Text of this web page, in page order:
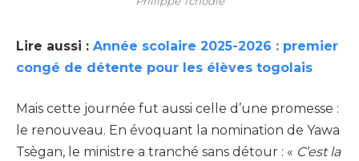
Lire aussi : Année scolaire 2025-2026 : premier
congé de détente pour les élèves togolais
Mais cette journée fut aussi celle d’une promesse :
le renouveau. En évoquant la nomination de Yawa
Tsègan, le ministre a tranché sans détour : « C’est la